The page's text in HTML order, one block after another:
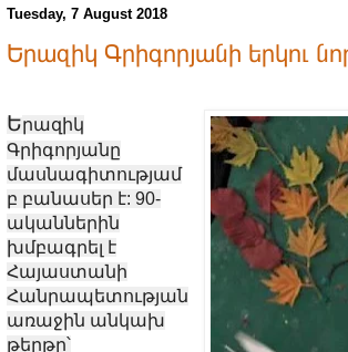
Tuesday, 7 August 2018
Երազիկ Գրիգորյանի երկու
Երազիկ
Գրիգորյանը
մասնագիտությամ
բ բանասեր է: 90-
ականներին
խմբագրել է
Հայաստանի
Հանրապետության
առաջին անկախ
թերթը՝